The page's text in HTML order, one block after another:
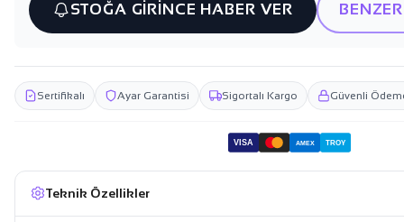
STOĞA GİRİNCE HABER VER
Sertifikalı Ayar Garantisi Sigortalı Kargo Güvenli
VISA AMEX TROY
Teknik Özellikler